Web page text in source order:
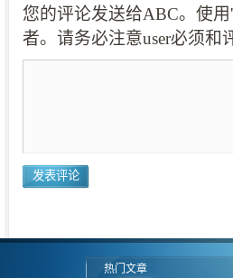
您的评论发送给ABC。使
者。请务必注意user必须和
热门文章